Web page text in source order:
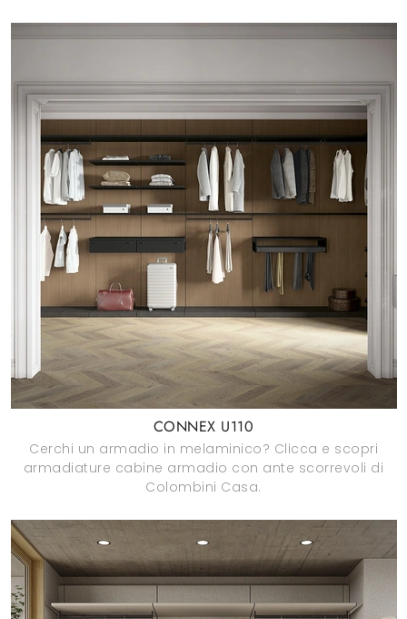
CONNEX U110
Cerchi un armadio in melaminico? Clicca e scopri
armadiature cabine armadio con ante scorrevoli di
Colombini Casa.